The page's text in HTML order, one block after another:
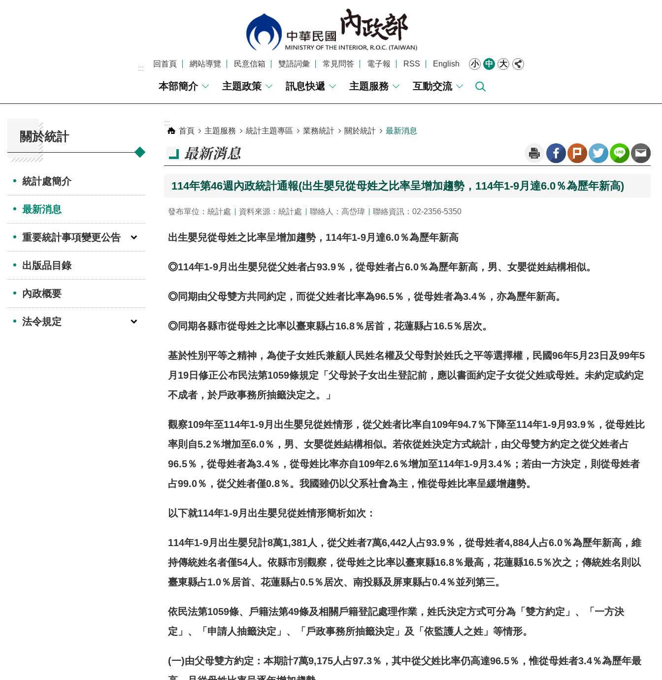
:::
回首頁 網站導覽 民意信箱 雙語詞彙 常見問答 電子報 RSS English 小 中 大
本部簡介 主題政策 訊息快遞 主題服務 互動交流
關於統計
統計處簡介
最新消息
重要統計事項變更公告
出版品目錄
內政概要
法令規定
:::
首頁
主題服務 統計主題專區 業務統計 關於統計 最新消息
最新消息
114年第46週內政統計通報(出生嬰兒從母姓之比率呈增加趨勢，114年1-9月達6.0％為歷年新高)
發布單位：統計處 資料來源：統計處 聯絡人：高岱瑋 聯絡資訊：02-2356-5350
出生嬰兒從母姓之比率呈增加趨勢， 114年1-9月達6.0％為歷年新高
◎114年1-9月出生嬰兒從父姓者占93.9％，從母姓者占6.0％為歷年新高，男、女嬰從姓結構相似。
◎同期由父母雙方共同約定，而從父姓者比率為96.5％，從母姓者為3.4％，亦為歷年新高。
◎同期各縣市從母姓之比率以臺東縣占16.8％居首，花蓮縣占16.5％居次。
基於性別平等之精神，為使子女姓氏兼顧人民姓名權及父母對於姓氏之平等選擇權，民國96年5月 23 日及99年5
月 19 日修正公布民法第1059條規定「父母於子女出生登記前，應以書面約定子女從父姓或母姓。未約定或約定
不成者，於戶政事務所抽籤決定之。」
觀察109年至114年1-9月出生嬰兒從姓情形，從父姓者比率自109年94.7％下降至114年1-9月 93.9％，從母姓比
率則自5.2％增加至6.0％，男、女嬰從姓結構相似。若依從姓決定方式統計，由父母雙方約定之從父姓者占
96.5％，從母姓者為3.4％，從母姓比率亦自109年2.6％增加至114年1-9月 3.4％；若由一方決定 ，則從母姓者
占99.0％，從父姓者僅0.8％。我國雖仍以父系社會為主，惟從母姓比率呈緩增趨勢。
以下就114年1-9月出生嬰兒從姓情形簡析如次：
114年1-9月 出生嬰兒計8萬1,381人，從父姓者7萬6,442人占93.9％，從母姓者4,884人占6.0％為歷年新高，維
持傳統姓名者僅54人。依縣市別觀察，從母姓之比率以臺東縣16.8％最高，花蓮縣16.5％次之；傳統姓名則以
臺東縣占1.0％居首、花蓮縣占0.5％居次、南投縣及屏東縣占0.4％並列第三。
依民法第1059條、戶籍法第49條及相關戶籍登記處理作業，姓氏決定方式可分為「雙方約定」、「一方決
定」、「申請人抽籤決定」、「戶政事務所抽籤決定」及「依監護人之姓」等情形。
(一)由父母雙方約定：本期計7萬9,175人占97.3％，其中從父姓比率仍高達96.5％，惟從母姓者3.4％為歷年最